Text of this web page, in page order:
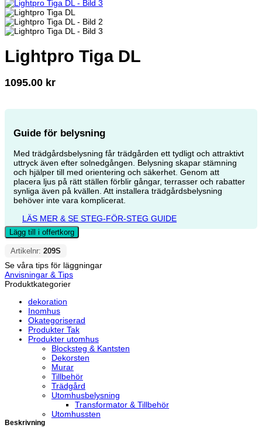
Lightpro Tiga DL
1095.00 kr
Guide för belysning
Med trädgårdsbelysning får trädgården ett tydligt och attraktivt
uttryck även efter solnedgången. Belysning skapar stämning
och hjälper till med orientering och säkerhet. Genom att
placera ljus på rätt ställen förblir gångar, terrasser och rabatter
synliga även på kvällen. Att installera trädgårdsbelysning
behöver inte vara komplicerat.
LÄS MER & SE STEG-FÖR-STEG GUIDE
Lägg till i offertkorg
Artikelnr: 209S
Se våra tips för läggningar
Anvisningar & Tips
Produktkategorier
dekoration
Inomhus
Okategoriserad
Produkter Tak
Produkter utomhus
Blocksteg & Kantsten
Dekorsten
Murar
Tillbehör
Trädgård
Utomhusbelysning
Transformator & Tillbehör
Utomhussten
Beskrivning